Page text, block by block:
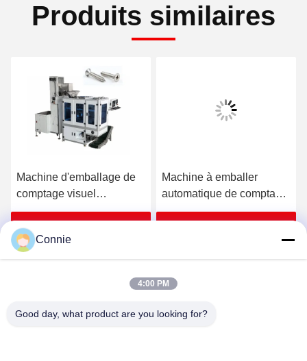
Produits similaires
Machine d'emballage de
comptage visuel
automatique de haute
précision pour l'industrie
des boulons de ressort
Obtenez le meilleur prix
Machine à emballer
automatique de comptage
multifonctionnelle pour le
Connie
4:00 PM
Good day, what product are you looking for?